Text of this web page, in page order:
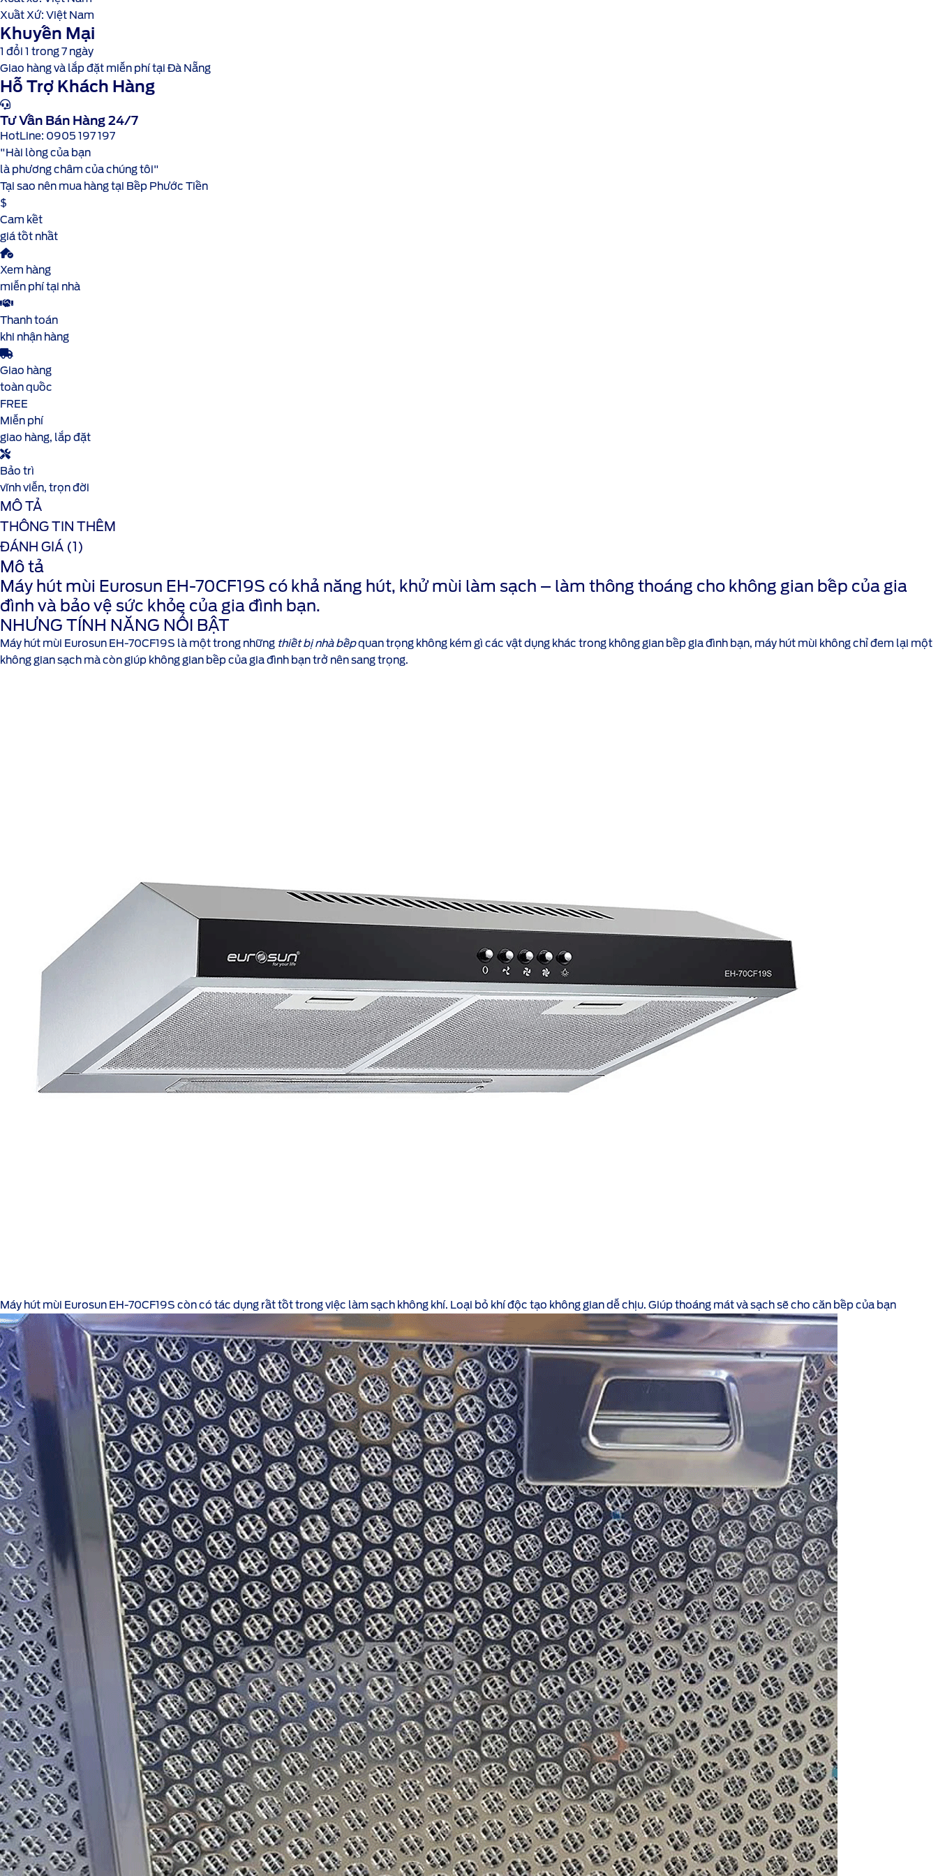
Xuất Xứ: Việt Nam
Khuyến Mại
1 đổi 1 trong 7 ngày
Giao hàng và lắp đặt miễn phí tại Đà Nẵng
Hỗ Trợ Khách Hàng
Tư Vấn Bán Hàng 24/7
HotLine: 0905 197 197
"Hài lòng của bạn
là phương châm của chúng tôi"
Tại sao nên mua hàng tại Bếp Phước Tiến
$
Cam kết
giá tốt nhất
Xem hàng
miễn phí tại nhà
Thanh toán
khi nhận hàng
Giao hàng
toàn quốc
FREE
Miễn phí
giao hàng, lắp đặt
Bảo trì
vĩnh viễn, trọn đời
MÔ TẢ
THÔNG TIN THÊM
ĐÁNH GIÁ (1)
Mô tả
Máy hút mùi Eurosun EH-70CF19S có khả năng hút, khử mùi làm sạch – làm thông thoáng cho không gian bếp của gia
đình và bảo vệ sức khỏe của gia đình bạn.
NHƯNG TÍNH NĂNG NỔI BẬT
Máy hút mùi Eurosun EH-70CF19S là một trong những thiết bị nhà bếpquan trọng không kém gì các vật dụng khác trong không gian bếp gia đình bạn, máy hút mùi không chỉ đem lại một
không gian sạch mà còn giúp không gian bếp của gia đình bạn trở nên sang trọng.
Máy hút mùi Eurosun EH-70CF19S còn có tác dụng rất tốt trong việc làm sạch không khí. Loại bỏ khí độc tạo không gian dễ chịu. Giúp thoáng mát và sạch sẽ cho căn bếp của bạn